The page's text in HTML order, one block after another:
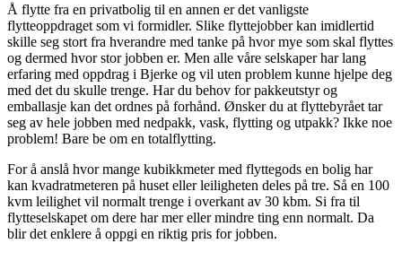
Å flytte fra en privatbolig til en annen er det vanligste
flytteoppdraget som vi formidler. Slike flyttejobber kan imidlertid
skille seg stort fra hverandre med tanke på hvor mye som skal flyttes
og dermed hvor stor jobben er. Men alle våre selskaper har lang
erfaring med oppdrag i Bjerke og vil uten problem kunne hjelpe deg
med det du skulle trenge. Har du behov for pakkeutstyr og
emballasje kan det ordnes på forhånd. Ønsker du at flyttebyrået tar
seg av hele jobben med nedpakk, vask, flytting og utpakk? Ikke noe
problem! Bare be om en totalflytting.
For å anslå hvor mange kubikkmeter med flyttegods en bolig har
kan kvadratmeteren på huset eller leiligheten deles på tre. Så en 100
kvm leilighet vil normalt trenge i overkant av 30 kbm. Si fra til
flytteselskapet om dere har mer eller mindre ting enn normalt. Da
blir det enklere å oppgi en riktig pris for jobben.